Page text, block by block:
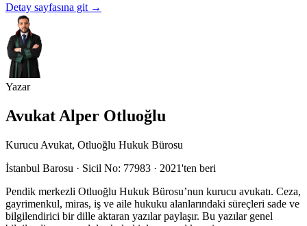
Detay sayfasına git →
Yazar
Avukat Alper Otluoğlu
Kurucu Avukat, Otluoğlu Hukuk Bürosu
İstanbul Barosu · Sicil No: 77983 · 2021'ten beri
Pendik merkezli Otluoğlu Hukuk Bürosu’nun kurucu avukatı. Ceza,
gayrimenkul, miras, iş ve aile hukuku alanlarındaki süreçleri sade ve
bilgilendirici bir dille aktaran yazılar paylaşır. Bu yazılar genel